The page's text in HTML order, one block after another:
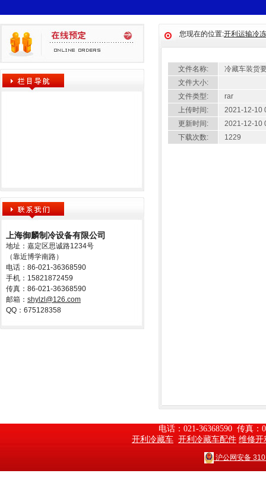
上海御麟制冷设备有限公司
地址：嘉定区思诚路1234号
（靠近博学南路）
电话：86-021-36368590
手机：15821872459
传真：86-021-36368590
邮箱： shylzl@126.com
QQ：675128358
您现在的位置:开利运输冷
文件名称:
冷藏车装货
文件大小:
文件类型:
rar
上传时间:
2021-12-10
更新时间:
2021-12-10
下载次数:
1229
电话：021-36368590  传真：
开利冷藏车 开利冷藏车配件 维修开
沪公网安备